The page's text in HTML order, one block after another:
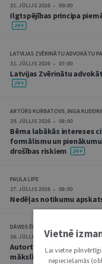
31. JŪLIJS 2026 • 09:00
Ilgtspējības principa
LATVIJAS ZVĒRINĀTU ADVOKĀTU
31. JŪLIJS 2026 • 07:00
Latvijas Zvērinātu
ARTŪRS KURBATOVS, INGA
29. JŪLIJS 2026 • 08:00
Bērna labākās intereses
formālismu un
drošības riskiem
PAULA LIPE
27. JŪLIJS 2026 • 08:00
Nedēļas notikumu
DĀVIDS ĒBERLIŅŠ
26. JŪLIJS 2026 • 08:00
Autortiesību subjekta un
mākslīgā intelekta
Vietnē
Lai vietne
nepieciešamās